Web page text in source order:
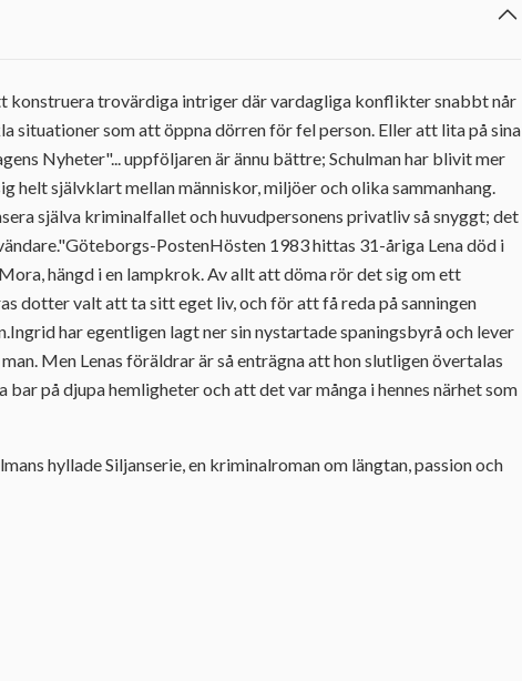
konstruera trovärdiga intriger där vardagliga konflikter snabbt når
situationer som att öppna dörren för fel person. Eller att lita på sina
Nyheter"... uppföljaren är ännu bättre; Schulman har blivit mer
helt självklart mellan människor, miljöer och olika sammanhang.
själva kriminalfallet och huvudpersonens privatliv så snyggt; det
PostenHösten 1983 hittas 31-åriga Lena död i
hängd i en lampkrok. Av allt att döma rör det sig om ett
dotter valt att ta sitt eget liv, och för att få reda på sanningen
har egentligen lagt ner sin nystartade spaningsbyrå och lever
Men Lenas föräldrar är så enträgna att hon slutligen övertalas
på djupa hemligheter och att det var många i hennes närhet som
hyllade Siljanserie, en kriminalroman om längtan, passion och